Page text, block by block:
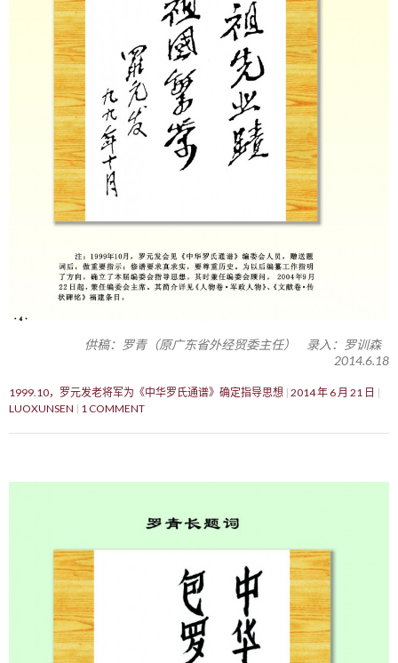
供稿：罗青（原广东省外经贸委主任） 录入：罗训森
2014.6.18
1999.10，罗元发老将军为《中华罗氏通谱》确定指导思想 2014 年 6 月 21 日
LUOXUNSEN
1 COMMENT